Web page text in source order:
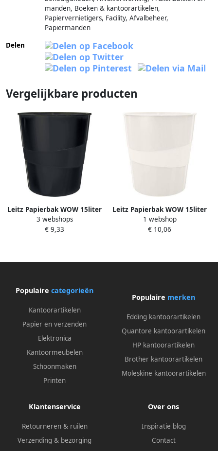
manden, Boeken & kantoorartikelen,
Papiervernietigers, Facility, Afvalbeheer,
Papiermanden
Delen
Vergelijkbare producten
Leitz Papierbak WOW 15liter
zwart
3 webshops
€ 9,33
Leitz Papierbak WOW 15liter
wit
1 webshop
€ 10,06
Populaire categorieën
Kantoorartikelen
Papier en verzenden
Elektronica
Kantoormeubelen
Schoonmaken
Printen
Populaire merken
Edding kantoorartikelen
Quantore kantoorartikelen
HP kantoorartikelen
Brother kantoorartikelen
Moleskine kantoorartikelen
Klantenservice
Retourneren & ruilen
Verzending & bezorging
Over ons
Inspiratie blog
Contact